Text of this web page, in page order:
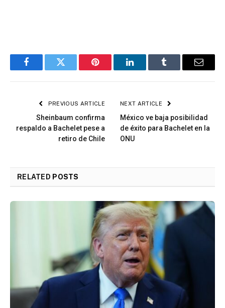
FacebookTwitter Pinterest LinkedInTumblr Email
PREVIOUS ARTICLE
Sheinbaum confirma
respaldo a Bachelet pese a
retiro de Chile
NEXT ARTICLE
México ve baja posibilidad
de éxito para Bachelet en la
ONU
RELATED POSTS